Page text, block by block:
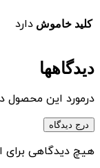
کلید خاموش دارد
دیدگاهها
درمورد این محصول
درج دیدگاه
هیچ دیدگاهی